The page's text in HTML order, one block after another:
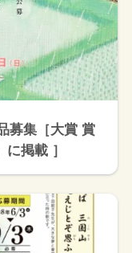
募集［大賞 賞
掲載 ］